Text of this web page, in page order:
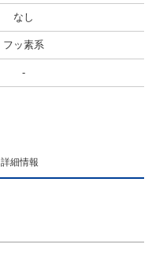
なし
フッ素系
-
詳細情報